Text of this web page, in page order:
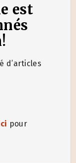
est
d’articles
pour